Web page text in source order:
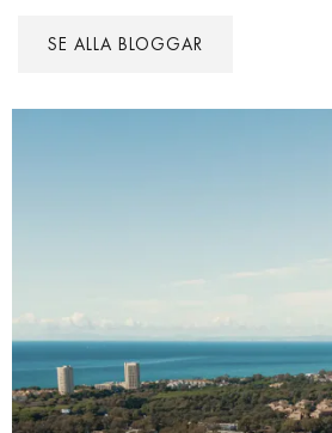
SE ALLA BLOGGAR